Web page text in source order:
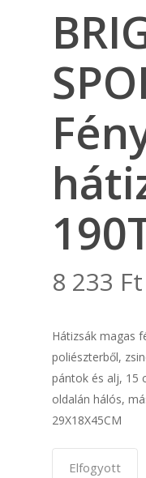
8 233 Ft
Hátizsák magas
poliészterből,
pántok és alj, 15
oldalán hálós,
29X18X45CM
Elfogyott